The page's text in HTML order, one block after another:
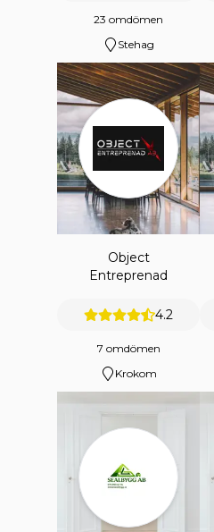
23 omdömen
Stehag
Object
Entreprenad
4.2
7 omdömen
Krokom